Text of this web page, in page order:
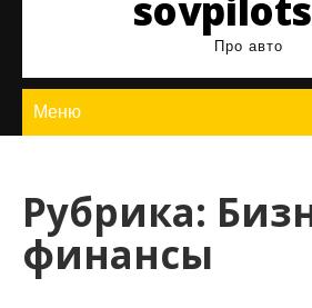
Про авто
Меню
Рубрика:
финансы